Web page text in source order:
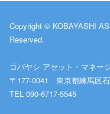
Copyright © KOBAYASHI
Reserved.
コバヤシ アセット・マネー
〒177-0041 東京都練馬区
TEL 090-6717-5545